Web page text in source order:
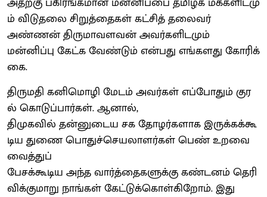
ம் விடுதலை சிறுத்தைகள் கட்சித் தலைவர்
அண்ணன் திருமாவளவன் அவர்களிடமும்
மன்னிப்பு கேட்க வேண்டும் என்பது எங்களது கோரிக்
கை.
திருமதி கனிமொழி மேடம் அவர்கள் எப்போதும் குர
ல் கொடுப்பார்கள். ஆனால்,
திமுகவில் தன்னுடைய சக தோழர்களாக இருக்கக்கூ
டிய துணை பொதுச்செயலாளர்கள் பெண் உறவை
வைத்துப்
பேசக்கூடிய அந்த வார்த்தைகளுக்கு கண்டனம் தெரி
விக்குமாறு நாங்கள் கேட்டுக்கொள்கிறோம். இது